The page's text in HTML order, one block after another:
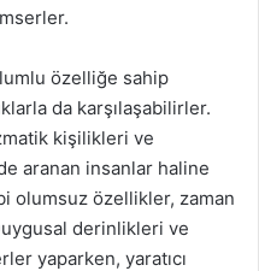
özelliğe sahip
da karşılaşabilirler.
kişilikleri ve
aranan insanlar haline
olumsuz özellikler, zaman
derinlikleri ve
yaparken, yaratıcı